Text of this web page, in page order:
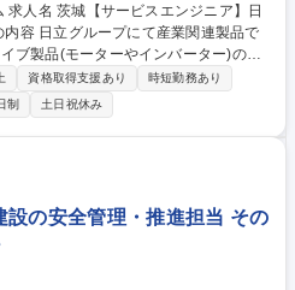
ブ製品(モーターやインバーター)のサ
細】 顧客先に設置
設置後のアフターメンテナンス対応
【魅力】 機械や装置に
ことができます。 募集職種 茨
ープ/年間休日126日
資格取得支援あり
時短勤務あり
制 土日祝休み
設の安全管理・推進担当 その